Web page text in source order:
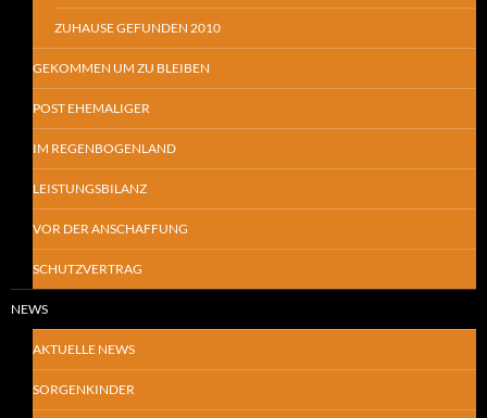
ZUHAUSE GEFUNDEN 2010
GEKOMMEN UM ZU BLEIBEN
POST EHEMALIGER
IM REGENBOGENLAND
LEISTUNGSBILANZ
VOR DER ANSCHAFFUNG
SCHUTZVERTRAG
NEWS
AKTUELLE NEWS
SORGENKINDER